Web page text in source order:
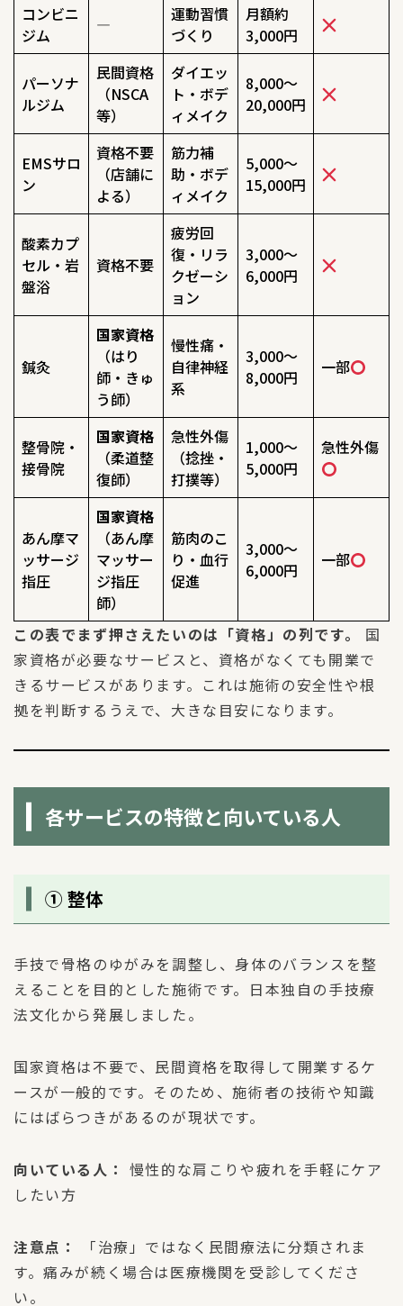
コンビニ
ジム
―
運動習慣
づくり
月額約
3,000円
パーソナ
ルジム
民間資格
（NSCA
等）
ダイエッ
ト・ボデ
ィメイク
8,000〜
20,000円
EMSサロ
ン
資格不要
（店舗に
よる）
筋力補
助・ボデ
ィメイク
5,000〜
15,000円
酸素カプ
セル・岩
盤浴
資格不要
疲労回
復・リラ
クゼーシ
ョン
3,000〜
6,000円
鍼灸
国家資格
（はり
師・きゅ
う師）
慢性痛・
自律神経
系
3,000〜
8,000円
一部
整骨院・
接骨院
国家資格
（柔道整
復師）
急性外傷
（捻挫・
打撲等）
1,000〜
5,000円
急性外傷
あん摩マ
ッサージ
指圧
国家資格
（あん摩
マッサー
ジ指圧
師）
筋肉のこ
り・血行
促進
3,000〜
6,000円
一部
この表でまず押さえたいのは「資格」の列です。
国
家資格が必要なサービスと、資格がなくても開業で
きるサービスがあります。これは施術の安全性や根
拠を判断するうえで、大きな目安になります。
各サービスの特徴と向いている人
① 整体
手技で骨格のゆがみを調整し、身体のバランスを整
えることを目的とした施術です。日本独自の手技療
法文化から発展しました。
国家資格は不要で、民間資格を取得して開業するケ
ースが一般的です。そのため、施術者の技術や知識
にはばらつきがあるのが現状です。
向いている人： 慢性的な肩こりや疲れを手軽にケア
したい方
注意点：
「治療」ではなく民間療法に分類されま
す。痛みが続く場合は医療機関を受診してくださ
い。